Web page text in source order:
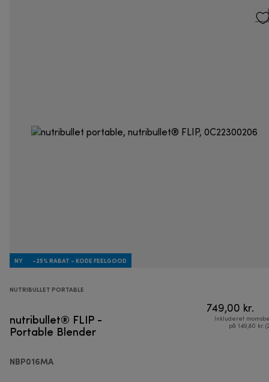
NY -25% RABAT - KODE FEELGOOD
NUTRIBULLET PORTABLE
nutribullet® FLIP -
Portable Blender
NBP016MA
749,00 kr.
Inkluderet
på 149,80 kr.